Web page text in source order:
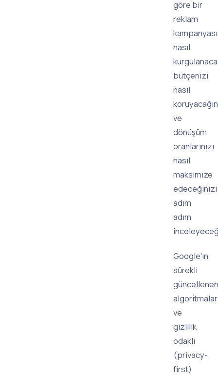
göre bir
reklam
nasıl
bütçenizi
nasıl
ve
dönüşüm
oranlarınızı
nasıl
maksimize
edeceğinizi
adım
adım
Google'ın
sürekli
güncellenen
ve
gizlilik
odaklı
(privacy-
first)